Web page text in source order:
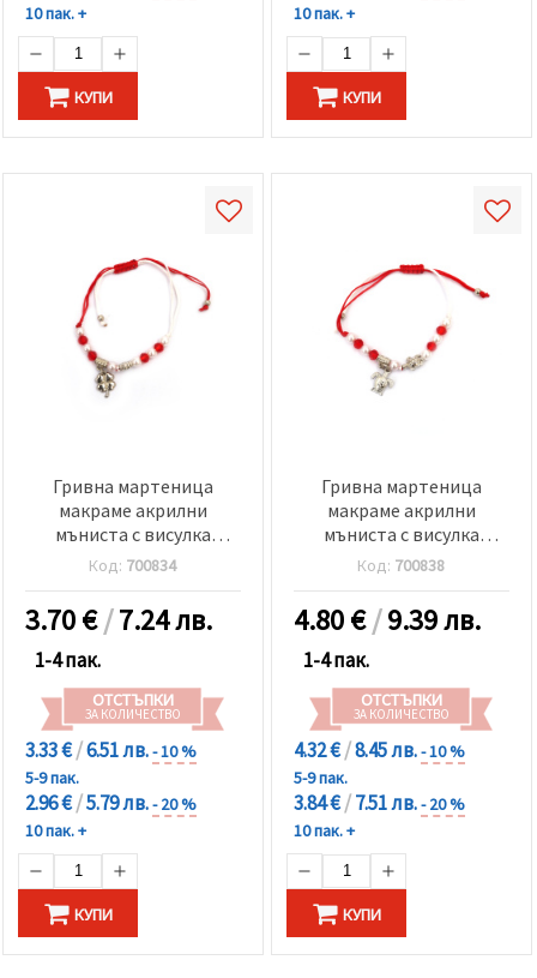
10 пак. +
КУПИ
10 пак. +
КУПИ
Гривна мартеница
макраме акрилни
мъниста с висулка
детелина -12 броя
Код: 700834
3.70€/7.24 лв.
1-4 пак.
ОТСТЪПКИ
ЗА КОЛИЧЕСТВО
3.33 €/6.51 лв.- 10 %
5-9 пак.
2.96 €/5.79 лв.- 20 %
10 пак. +
КУПИ
Гривна мартеница
макраме акрилни
мъниста с висулка
костенурка -12 броя
Код: 700838
4.80€/9.39 лв.
1-4 пак.
ОТСТЪПКИ
ЗА КОЛИЧЕСТВО
4.32 €/8.45 лв.- 10 %
5-9 пак.
3.84 €/7.51 лв.- 20 %
10 пак. +
КУПИ